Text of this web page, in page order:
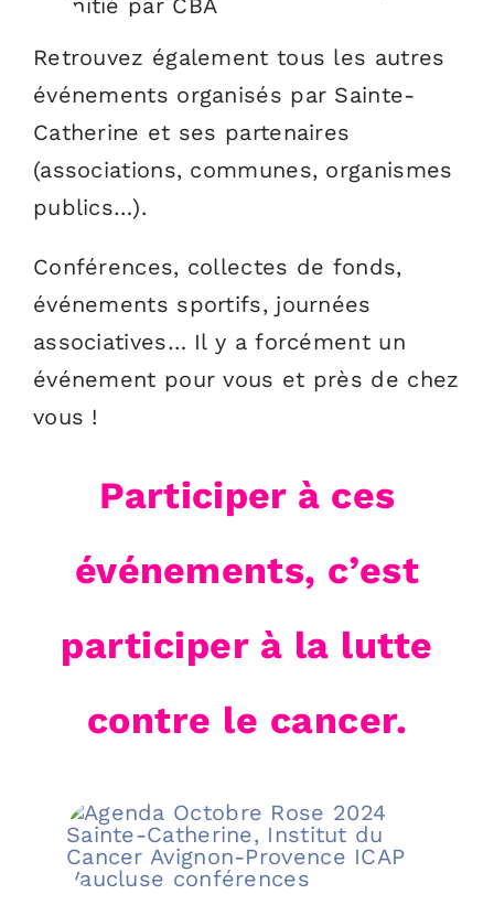
Retrouvez également tous les autres
événements organisés par Sainte-
Catherine et ses partenaires
(associations, communes, organismes
publics…).
Conférences, collectes de fonds,
événements sportifs, journées
associatives… Il y a forcément un
événement pour vous et près de chez
vous !
Participer à ces
événements, c’est
participer à la lutte
contre le cancer.